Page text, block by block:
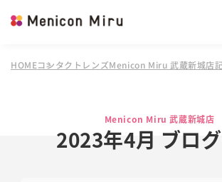
HOMEコンタクトレンズMenicon Miru 武蔵新城店
Menicon Miru 武蔵新城店
2023年4月 ブロ